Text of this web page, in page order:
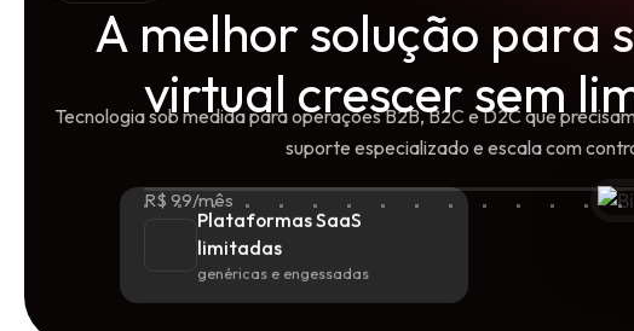
A melhor solução para
virtual crescer sem
Tecnologia sob medida para operações B2B, B2C e D2C que
suporte especializado e escala com
Plataformas SaaS
limitadas
genéricas e engessadas
R$ 99/mês